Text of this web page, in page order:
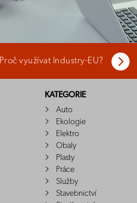
Proč využívat Industry-EU?
KATEGORIE
Auto
Ekologie
Elektro
Obaly
Plasty
Práce
Služby
Stavebnictví